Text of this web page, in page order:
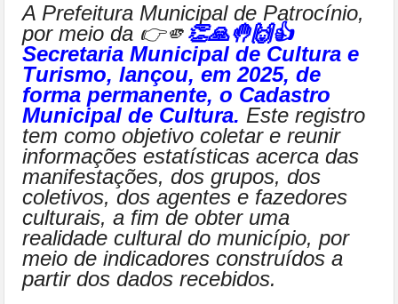
A Prefeitura Municipal de Patrocínio,
por meio da 👉🫵👏🙏🤚🙌👍
Secretaria Municipal de Cultura e
Turismo, lançou, em 2025, de
forma permanente, o Cadastro
Municipal de Cultura. Este registro
tem como objetivo coletar e reunir
informações estatísticas acerca das
manifestações, dos grupos, dos
coletivos, dos agentes e fazedores
culturais, a fim de obter uma
realidade cultural do município, por
meio de indicadores construídos a
partir dos dados recebidos.